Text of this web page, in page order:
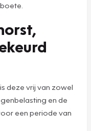
deze vrij van zowel
en de
een periode van